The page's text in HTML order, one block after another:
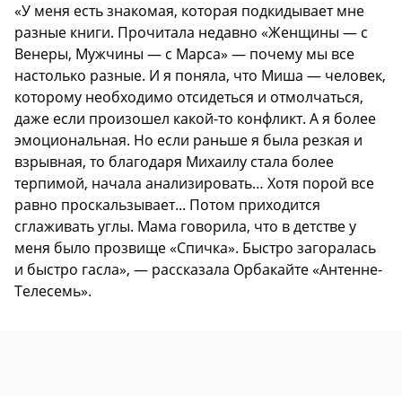
«У меня есть знакомая, которая подкидывает мне
разные книги. Прочитала недавно «Женщины — с
Венеры, Мужчины — с Марса» — почему мы все
настолько разные. И я поняла, что Миша — человек,
которому необходимо отсидеться и отмолчаться,
даже если произошел какой-то конфликт. А я более
эмоциональная. Но если раньше я была резкая и
взрывная, то благодаря Михаилу стала более
терпимой, начала анализировать… Хотя порой все
равно проскальзывает... Потом приходится
сглаживать углы. Мама говорила, что в детстве у
меня было прозвище «Спичка». Быстро загоралась
и быстро гасла», — рассказала Орбакайте «Антенне-
Телесемь».